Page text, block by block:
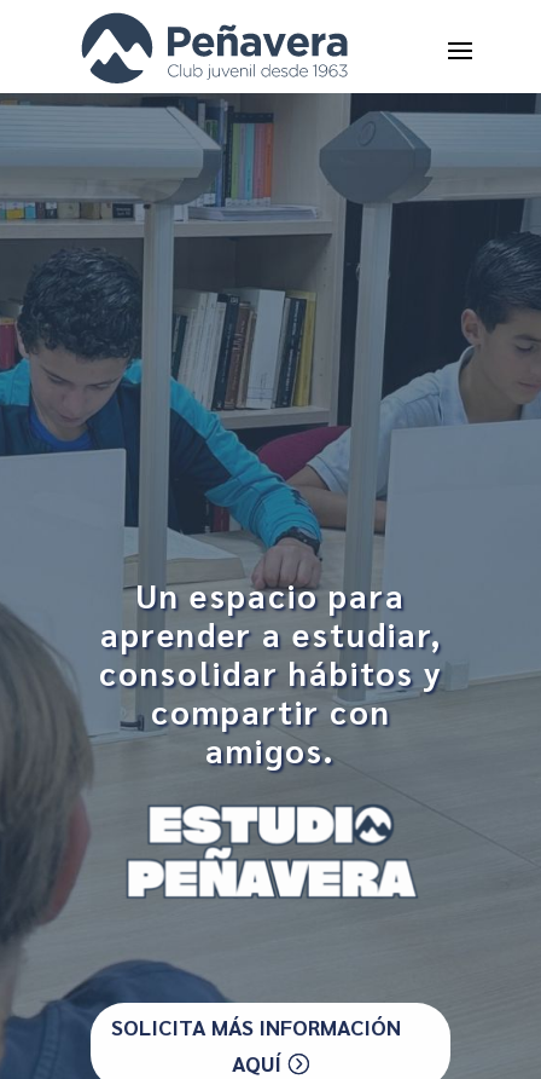
Un espacio para
aprender a estudiar,
consolidar hábitos y
compartir con
amigos.
SOLICITA MÁS INFORMACIÓN
AQUÍ